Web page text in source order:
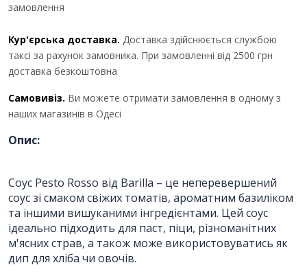
замовлення
Кур'єрська доставка. Доставка здійснюється службою
таксі за рахунок замовника. При замовленні від 2500 грн
доставка безкоштовна
Самовивіз. Ви можете отримати замовлення в одному з
наших магазинів в Одесі
Опис:
Соус Pesto Rosso від Barilla – це неперевершений
соус зі смаком свіжих томатів, ароматним базиліком
та іншими вишуканими інгредієнтами. Цей соус
ідеально підходить для паст, піци, різноманітних
м'ясних страв, а також може використовуватись як
дип для хліба чи овочів.
Отримати комерційну
пропозицію
Ім'я повинно бути від 3 до 25
символів!
Email: